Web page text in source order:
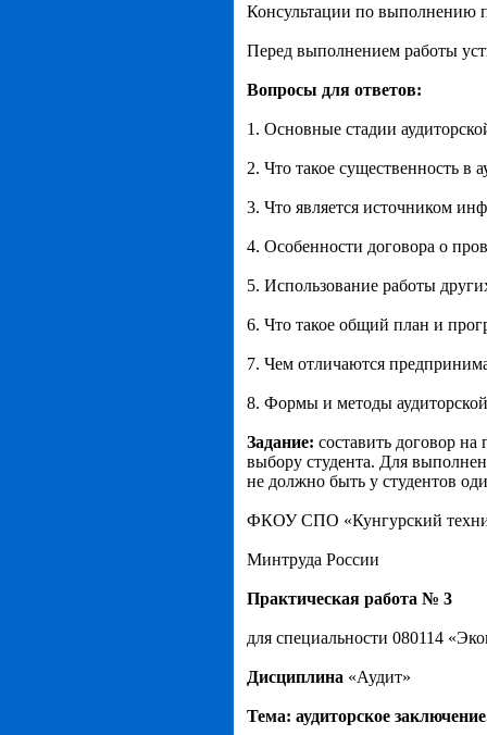
Консультации по выполнению
Перед выполнением работы
Вопросы для ответов:
1. Основные стадии
2. Что такое существенность в
3. Что является источником
4. Особенности договора о
5. Использование работы
6. Что такое общий план и
7. Чем отличаются
8. Формы и методы
Задание: составить договор на
выбору студента. Для
не должно быть у студентов
ФКОУ СПО «Кунгурский
Минтруда России
Практическая работа № 3
для специальности 080114
Дисциплина «Аудит»
Тема: аудиторское